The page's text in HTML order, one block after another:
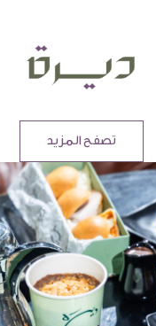
تصفح المزيد